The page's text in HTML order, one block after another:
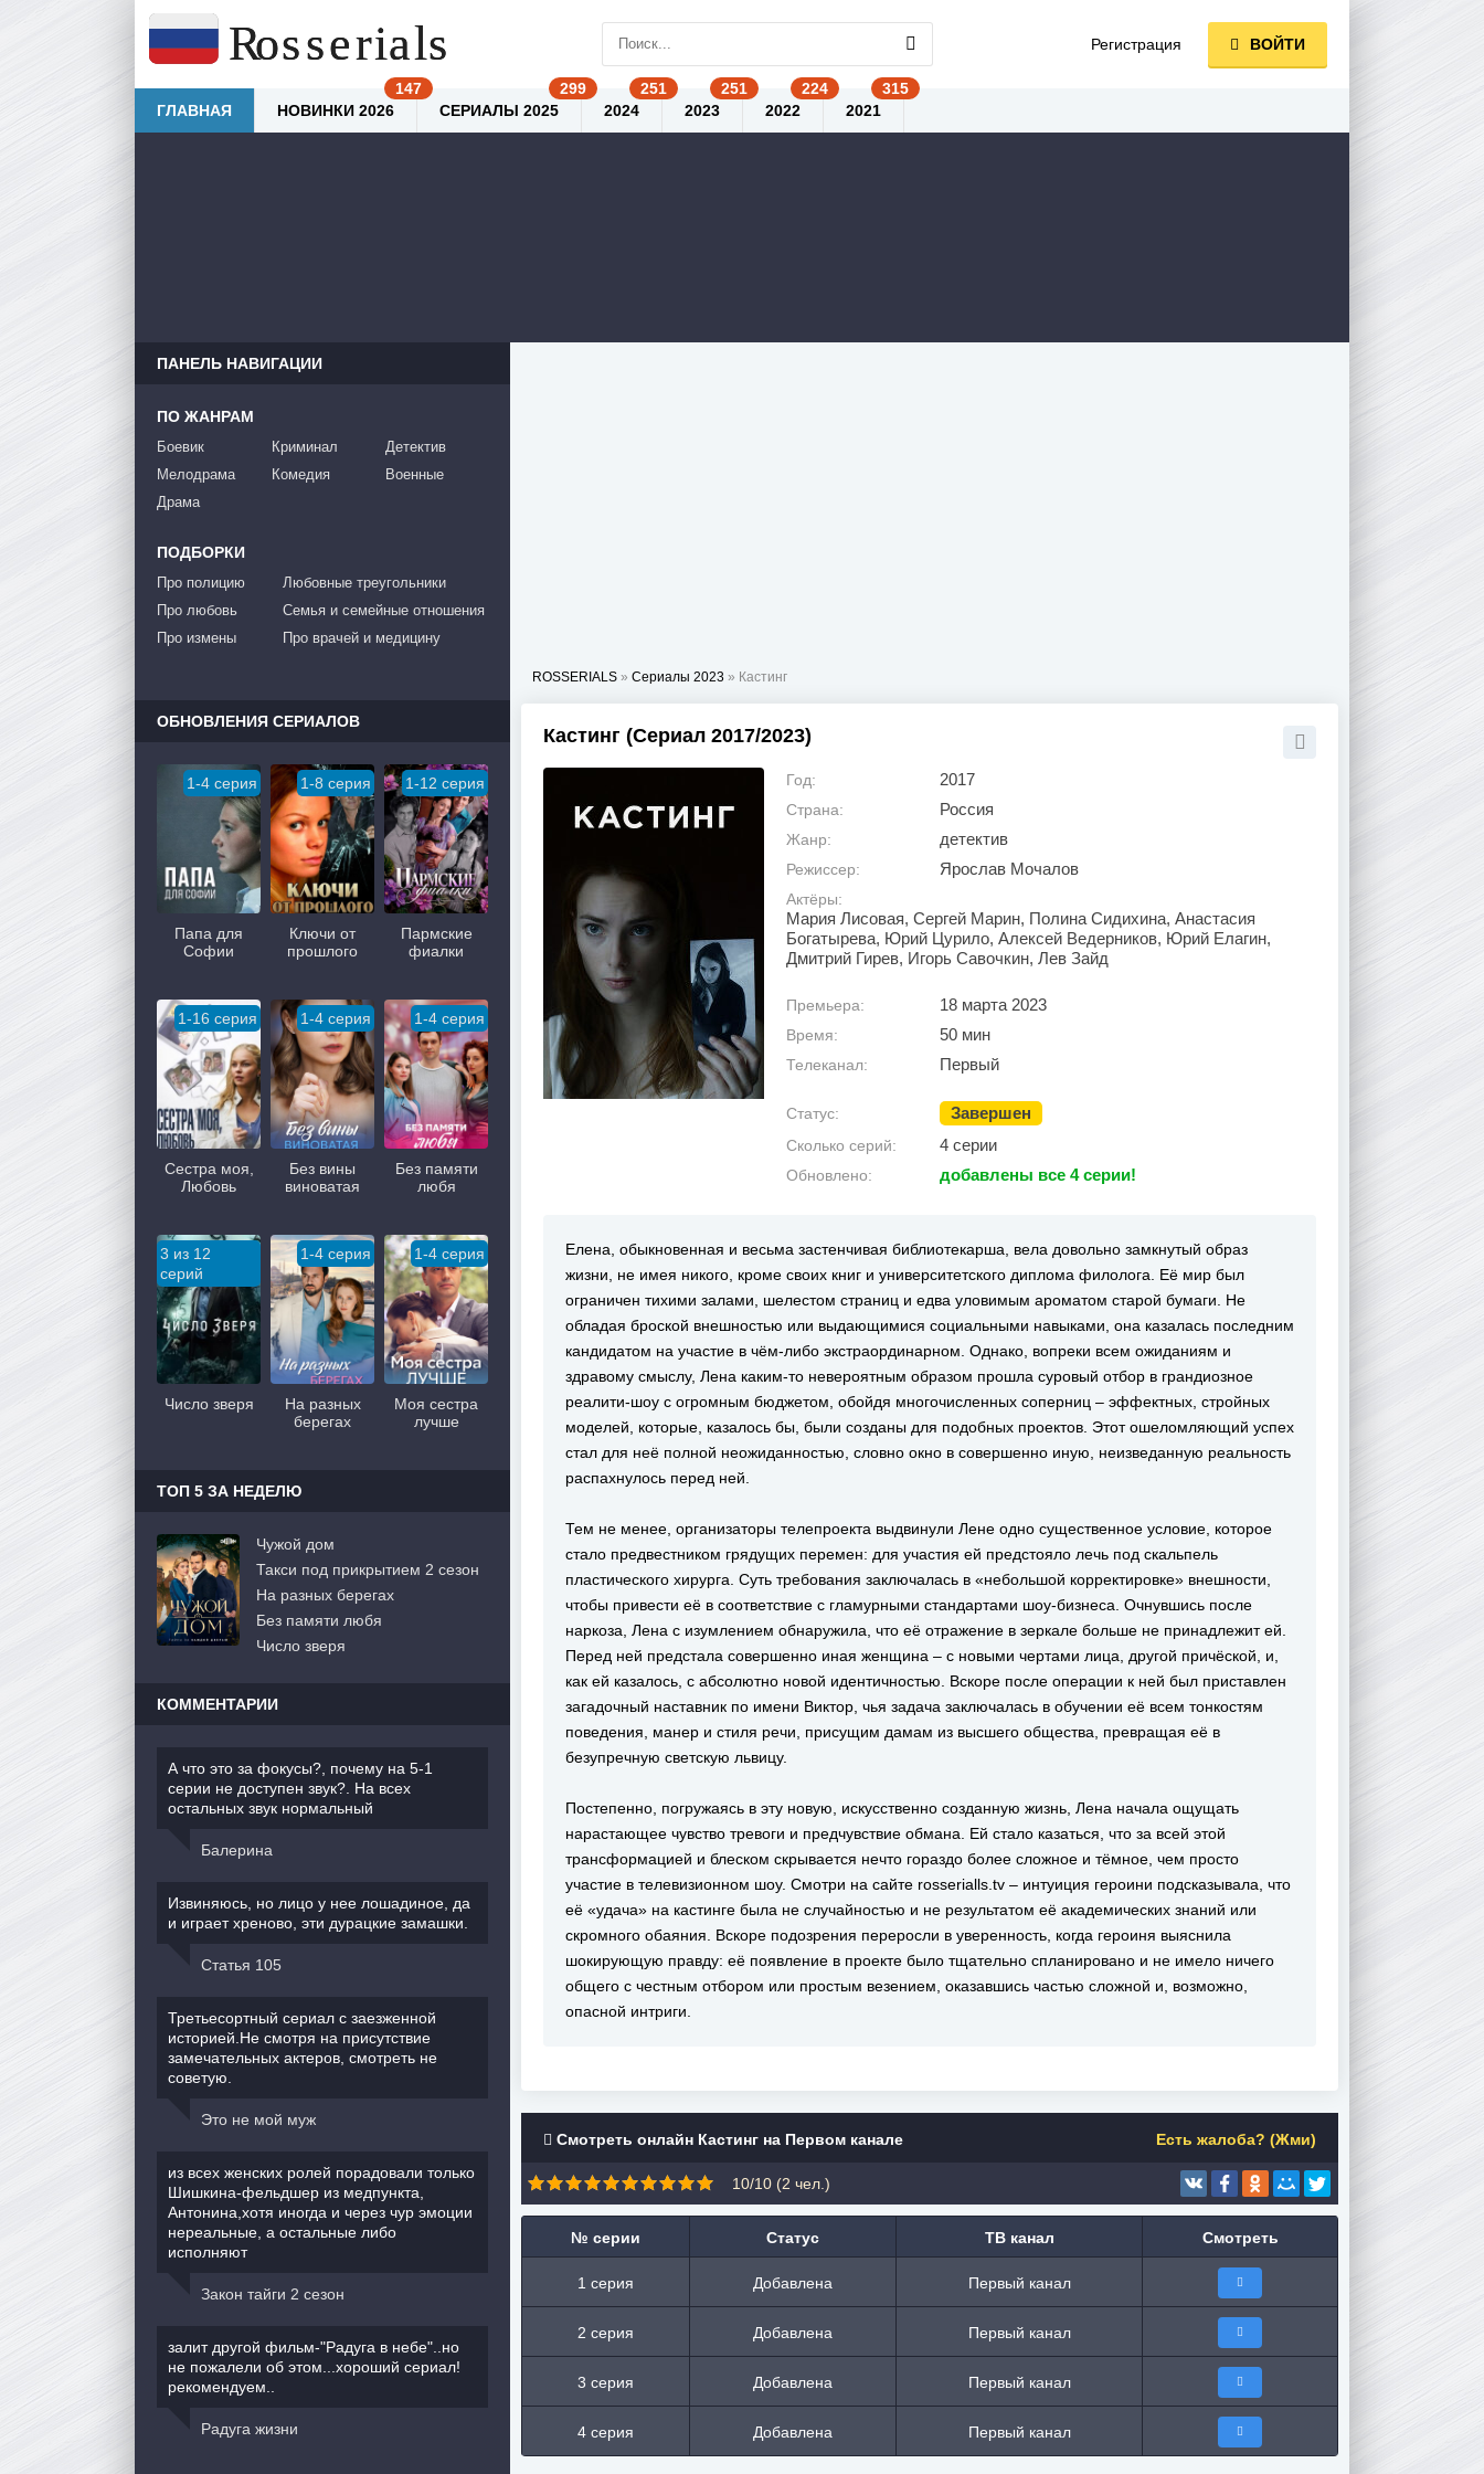
ROSSERIALS » Сериалы 2023 » Кастинг
Кастинг (Сериал 2017/2023)
Год: 2017
Страна: Россия
Жанр: детектив
Режиссер: Ярослав Мочалов
Актёры:
Мария Лисовая, Сергей Марин, Полина Сидихина, Анастасия
Богатырева, Юрий Цурило, Алексей Ведерников, Юрий Елагин,
Дмитрий Гирев, Игорь Савочкин, Лев Зайд
Премьера: 18 марта 2023
Время: 50 мин
Телеканал: Первый
Статус: Завершен
Сколько серий: 4 серии
Обновлено: добавлены все 4 серии!
Елена, обыкновенная и весьма застенчивая библиотекарша, вела довольно замкнутый образ
жизни, не имея никого, кроме своих книг и университетского диплома филолога. Её мир был
ограничен тихими залами, шелестом страниц и едва уловимым ароматом старой бумаги. Не
обладая броской внешностью или выдающимися социальными навыками, она казалась последним
кандидатом на участие в чём-либо экстраординарном. Однако, вопреки всем ожиданиям и
здравому смыслу, Лена каким-то невероятным образом прошла суровый отбор в грандиозное
реалити-шоу с огромным бюджетом, обойдя многочисленных соперниц – эффектных, стройных
моделей, которые, казалось бы, были созданы для подобных проектов. Этот ошеломляющий успех
стал для неё полной неожиданностью, словно окно в совершенно иную, неизведанную реальность
распахнулось перед ней.
Тем не менее, организаторы телепроекта выдвинули Лене одно существенное условие, которое
стало предвестником грядущих перемен: для участия ей предстояло лечь под скальпель
пластического хирурга. Суть требования заключалась в «небольшой корректировке» внешности,
чтобы привести её в соответствие с гламурными стандартами шоу-бизнеса. Очнувшись после
наркоза, Лена с изумлением обнаружила, что её отражение в зеркале больше не принадлежит ей.
Перед ней предстала совершенно иная женщина – с новыми чертами лица, другой причёской, и,
как ей казалось, с абсолютно новой идентичностью. Вскоре после операции к ней был приставлен
загадочный наставник по имени Виктор, чья задача заключалась в обучении её всем тонкостям
поведения, манер и стиля речи, присущим дамам из высшего общества, превращая её в
безупречную светскую львицу.
Постепенно, погружаясь в эту новую, искусственно созданную жизнь, Лена начала ощущать
нарастающее чувство тревоги и предчувствие обмана. Ей стало казаться, что за всей этой
трансформацией и блеском скрывается нечто гораздо более сложное и тёмное, чем просто
участие в телевизионном шоу. Смотри на сайте rosserialls.tv – интуиция героини подсказывала, что
её «удача» на кастинге была не случайностью и не результатом её академических знаний или
скромного обаяния. Вскоре подозрения переросли в уверенность, когда героиня выяснила
шокирующую правду: её появление в проекте было тщательно спланировано и не имело ничего
общего с честным отбором или простым везением, оказавшись частью сложной и, возможно,
опасной интриги.
Смотреть онлайн Кастинг на Первом канале Есть жалоба? (Жми)
10/10 (2 чел.)
№ серии Статус ТВ канал Смотреть
1 серия Добавлена Первый канал
2 серия Добавлена Первый канал
3 серия Добавлена Первый канал
4 серия Добавлена Первый канал
ПАНЕЛЬ НАВИГАЦИИ
ПО ЖАНРАМ
Боевик
Мелодрама
Драма
Криминал
Комедия
Детектив
Военные
ПОДБОРКИ
Про полицию
Про любовь
Про измены
Любовные треугольники
Семья и семейные отношения
Про врачей и медицину
ОБНОВЛЕНИЯ СЕРИАЛОВ
1-4 серия
Папа для
Софии
1-8 серия
Ключи от
прошлого
1-12 серия
Пармские
фиалки
1-16 серия
Сестра моя,
Любовь
1-4 серия
Без вины
виноватая
1-4 серия
Без памяти
любя
3 из 12
серий
Число зверя
1-4 серия
На разных
берегах
1-4 серия
Моя сестра
лучше
ТОП 5 ЗА НЕДЕЛЮ
Чужой дом
Такси под прикрытием 2 сезон
На разных берегах
Без памяти любя
Число зверя
КОММЕНТАРИИ
А что это за фокусы?, почему на 5-1
серии не доступен звук?. На всех
остальных звук нормальный
Балерина
Извиняюсь, но лицо у нее лошадиное, да
и играет хреново, эти дурацкие замашки.
Статья 105
Третьесортный сериал с заезженной
историей.Не смотря на присутствие
замечательных актеров, смотреть не
советую.
Это не мой муж
из всех женских ролей порадовали только
Шишкина-фельдшер из медпункта,
Антонина,хотя иногда и через чур эмоции
нереальные, а остальные либо
исполняют
Закон тайги 2 сезон
залит другой фильм-"Радуга в небе"..но
не пожалели об этом...хороший сериал!
рекомендуем..
Радуга жизни
Регистрация ВОЙТИ
ГЛАВНАЯ НОВИНКИ 2026 СЕРИАЛЫ 2025 2024 2023 2022 2021